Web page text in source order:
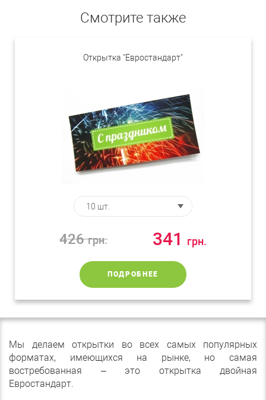
Смотрите также
Открытка "Евростандарт"
426грн. 341 грн.
ПОДРОБНЕЕ
Мы делаем открытки во всех самых популярных
форматах, имеющихся на рынке, но самая
востребованная – это открытка двойная
Евростандарт.